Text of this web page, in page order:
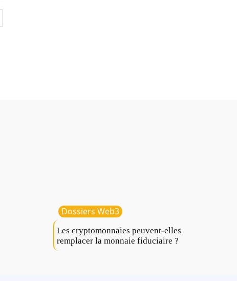
:
Dossiers Web3
Les cryptomonnaies peuvent-elles
remplacer la monnaie fiduciaire ?